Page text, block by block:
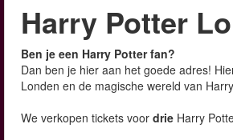
Harry Potter
Ben je een Harry Potter fan?
Dan ben je hier aan het goede adres!
Londen en de magische wereld van
We verkopen tickets voor drie Harry